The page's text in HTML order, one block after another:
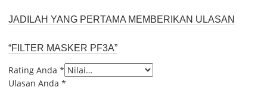
JADILAH YANG PERTAMA MEMBERIKAN ULASAN
“FILTER MASKER PF3A”
Rating Anda *
Ulasan Anda *